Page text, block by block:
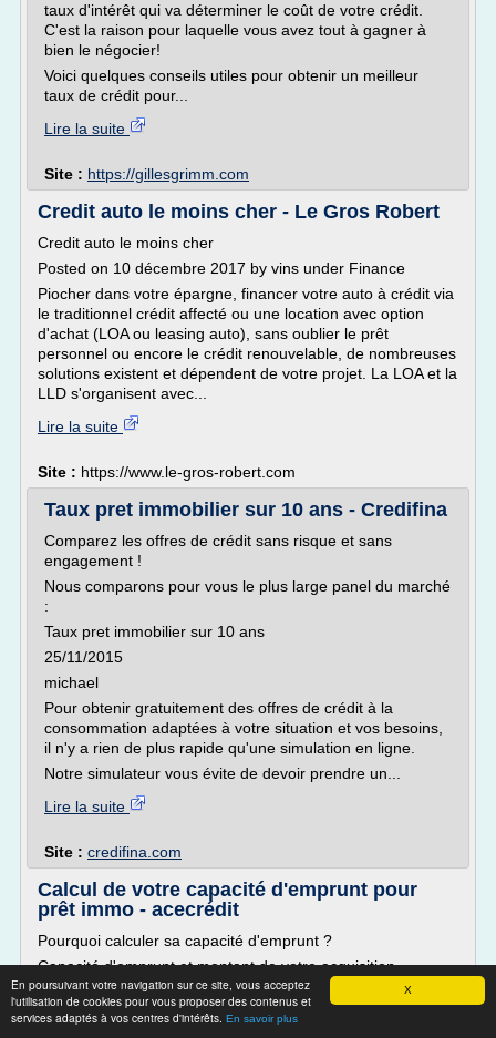
X
En poursuivant votre navigation sur ce site, vous acceptez
l'utilisation de cookies pour vous proposer des contenus et
services adaptés à vos centres d'intérêts. En savoir plus
taux d'intérêt qui va déterminer le coût de votre crédit.
C'est la raison pour laquelle vous avez tout à gagner à
bien le négocier!
Voici quelques conseils utiles pour obtenir un meilleur
taux de crédit pour...
Lire la suite
Site : https://gillesgrimm.com
Credit auto le moins cher - Le Gros Robert
Credit auto le moins cher
Posted on 10 décembre 2017 by vins under Finance
Piocher dans votre épargne, financer votre auto à crédit via
le traditionnel crédit affecté ou une location avec option
d'achat (LOA ou leasing auto), sans oublier le prêt
personnel ou encore le crédit renouvelable, de nombreuses
solutions existent et dépendent de votre projet. La LOA et la
LLD s'organisent avec...
Lire la suite
Site : https://www.le-gros-robert.com
Taux pret immobilier sur 10 ans - Credifina
Comparez les offres de crédit sans risque et sans
engagement !
Nous comparons pour vous le plus large panel du marché
:
Taux pret immobilier sur 10 ans
25/11/2015
michael
Pour obtenir gratuitement des offres de crédit à la
consommation adaptées à votre situation et vos besoins,
il n'y a rien de plus rapide qu'une simulation en ligne.
Notre simulateur vous évite de devoir prendre un...
Lire la suite
Site : credifina.com
Calcul de votre capacité d'emprunt pour
prêt immo - acecrédit
Pourquoi calculer sa capacité d'emprunt ?
Capacité d'emprunt et montant de votre acquisition
La capacité d'emprunt est aussi appelée capacité
d'acquisition, car c'est cette somme qui va conditionner